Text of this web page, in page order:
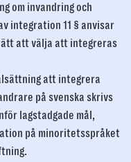
om invandring och
integration 11 § anvisar
att välja att integreras
att integrera
på svenska skrivs
lagstadgade mål,
på minoritetsspråket